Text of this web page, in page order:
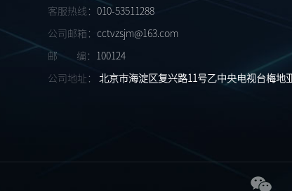
客服热线： 010-53511288
公司邮箱： cctvzsjm@163.com
邮 编： 100124
公司地址： 北京市海淀区复兴路11号乙中央电视台梅地